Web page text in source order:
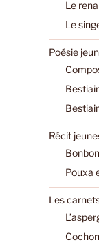
Le
Le
Poésie
Récit
Pouxa
Les